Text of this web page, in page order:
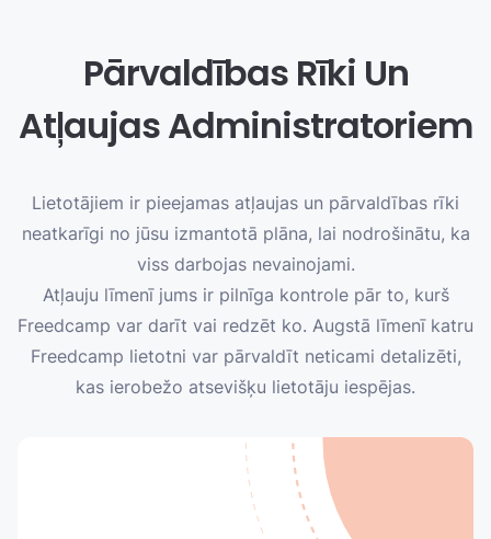
Pārvaldības Rīki Un
Atļaujas Administratoriem
Lietotājiem ir pieejamas atļaujas un pārvaldības rīki
neatkarīgi no jūsu izmantotā plāna, lai nodrošinātu, ka
viss darbojas nevainojami.
Atļauju līmenī jums ir pilnīga kontrole pār to, kurš
Freedcamp var darīt vai redzēt ko. Augstā līmenī katru
Freedcamp lietotni var pārvaldīt neticami detalizēti,
kas ierobežo atsevišķu lietotāju iespējas.